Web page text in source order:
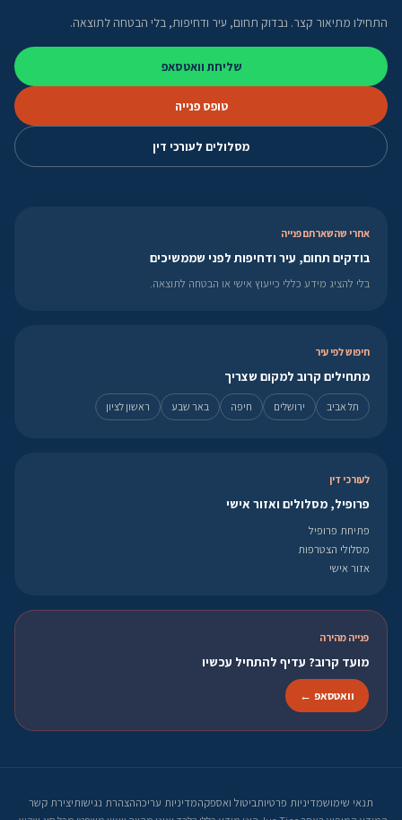
התחילו מתיאור קצר. נבדוק תחום, עיר ודחיפות, בלי הבטחה לתוצאה.
שליחת וואטסאפ
טופס פנייה
מסלולים לעורכי דין
אחרי שהשארתם פנייה
בודקים תחום, עיר ודחיפות לפני שממשיכים
בלי להציג מידע כללי כייעוץ אישי או הבטחה לתוצאה.
חיפוש לפי עיר
מתחילים קרוב למקום שצריך
תל אביב ירושלים חיפה באר שבע ראשון לציון
לעורכי דין
פרופיל, מסלולים ואזור אישי
פתיחת פרופיל
מסלולי הצטרפות
אזור אישי
פנייה מהירה
מועד קרוב? עדיף להתחיל עכשיו
וואטסאפ ←
תנאי שימושמדיניות פרטיותביטול ואספקהמדיניות עריכההצהרת נגישותיצירת קשר